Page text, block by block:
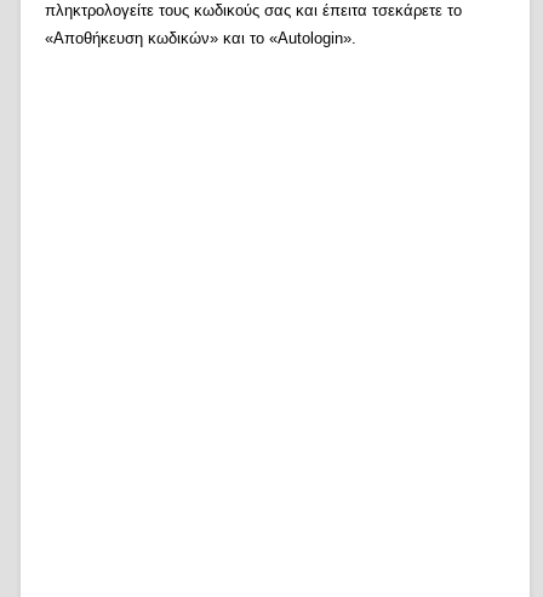
πληκτρολογείτε τους κωδικούς σας και έπειτα τσεκάρετε το
«Αποθήκευση κωδικών» και το «Autologin».